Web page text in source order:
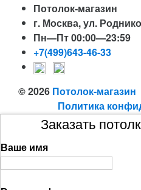
Потолок-магазин
г. Москва, ул.
Пн—Пт 00:00—23:59
+7(499)643-46-33
© 2026 Потолок-магазин
Политика
Заказать
Ваше имя